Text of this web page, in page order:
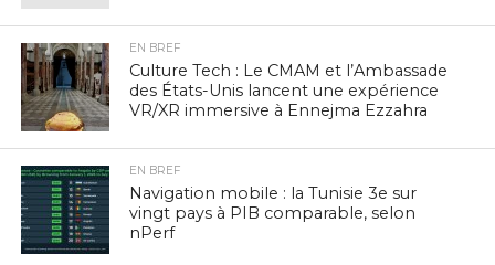
EN BREF
Culture Tech : Le CMAM et l’Ambassade
des États-Unis lancent une expérience
VR/XR immersive à Ennejma Ezzahra
EN BREF
Navigation mobile : la Tunisie 3e sur
vingt pays à PIB comparable, selon
nPerf